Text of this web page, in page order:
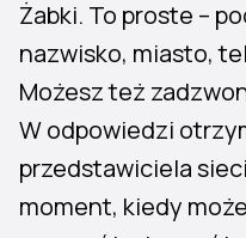
Żabki. To proste –
nazwisko, miasto,
Możesz też
W odpowiedzi
przedstawiciela
moment, kiedy